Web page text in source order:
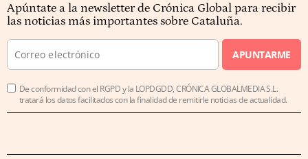
Apúntate a la newsletter de Crónica Global para recibir
las noticias más importantes sobre Cataluña.
APUNTARME
De conformidad con el RGPD y la LOPDGDD, CRÓNICA GLOBALMEDIA S.L.
tratará los datos facilitados con la finalidad de remitirle noticias de actualidad.